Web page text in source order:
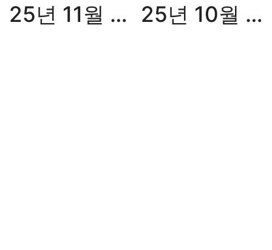
25년 11월 월간화승 25년 10월 월간화승